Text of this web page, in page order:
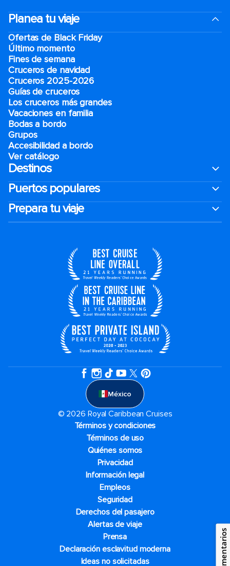
Planea tu viaje
Ofertas de Black Friday
Último momento
Fines de semana
Cruceros de navidad
Cruceros 2025-2026
Guías de cruceros
Los cruceros más grandes
Vacaciones en familia
Bodas a bordo
Grupos
Accesibilidad a bordo
Ver catálogo
Destinos
Puertos populares
Prepara tu viaje
México
© 2026 Royal Caribbean Cruises
Términos y condiciones
Términos de uso
Quiénes somos
Privacidad
Información legal
Empleos
Seguridad
Derechos del pasajero
Alertas de viaje
Prensa
Declaración esclavitud moderna
Ideas no solicitadas
Comentarios